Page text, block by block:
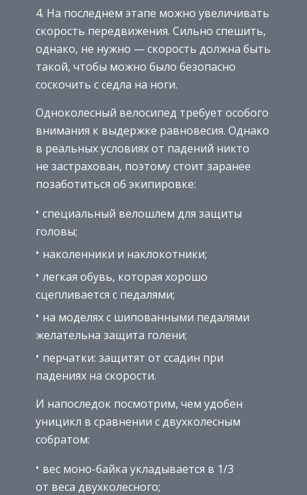
4. На последнем этапе можно увеличивать
скорость передвижения. Сильно спешить,
однако, не нужно — скорость должна быть
такой, чтобы можно было безопасно
соскочить с седла на ноги.
Одноколесный велосипед требует особого
внимания к выдержке равновесия. Однако
в реальных условиях от падений никто
не застрахован, поэтому стоит заранее
позаботиться об экипировке:
специальный велошлем для защиты
головы;
наколенники и наклокотники;
легкая обувь, которая хорошо
сцепливается с педалями;
на моделях с шипованными педалями
желательна защита голени;
перчатки: защитят от ссадин при
падениях на скорости.
И напоследок посмотрим, чем удобен
уницикл в сравнении с двухколесным
собратом:
вес моно-байка укладывается в 1/3
от веса двухколесного;